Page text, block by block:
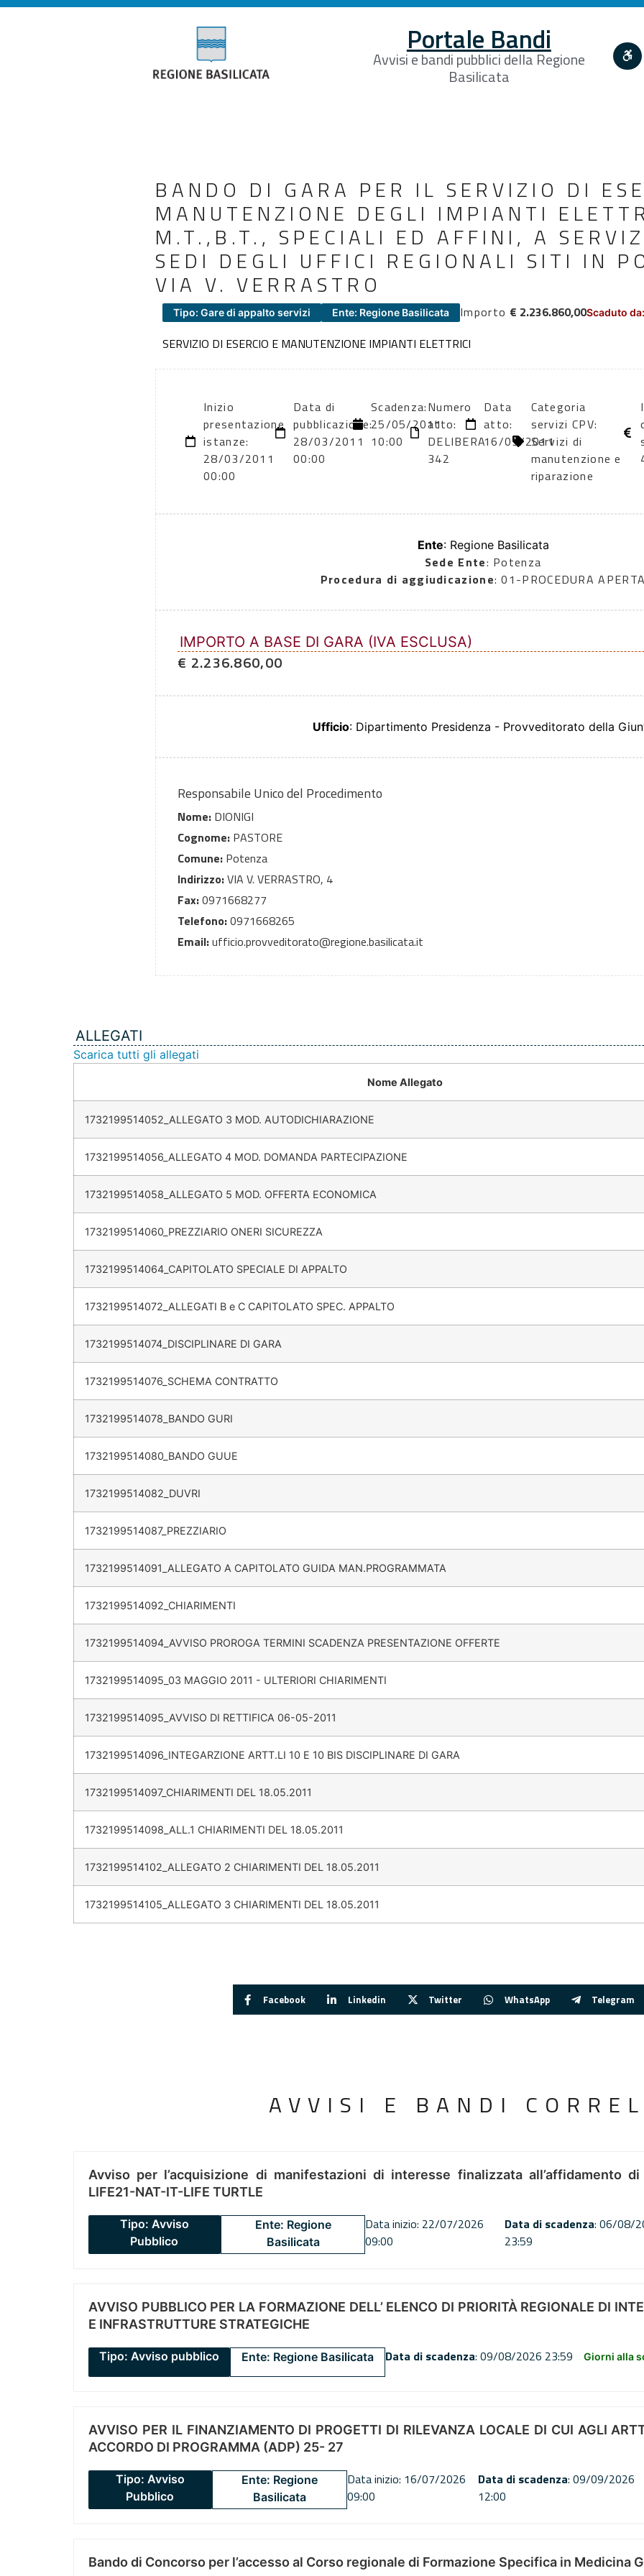
Portale Bandi
Avvisi e bandi pubblici della Regione
Basilicata
BANDO DI GARA PER IL SERVIZIO DI
MANUTENZIONE DEGLI IMPIANTI
M.T.,B.T., SPECIALI ED AFFINI, A
SEDI DEGLI UFFICI REGIONALI SITI IN
VIA V. VERRASTRO
Tipo: Gare di appalto servizi Ente: Regione Basilicata Importo € 2.236.860,00Scaduto
SERVIZIO DI ESERCIO E MANUTENZIONE IMPIANTI ELETTRICI
Inizio
presentazione
istanze:
28/03/2011
00:00
Data di
pubblicazione:
28/03/2011
00:00
Scadenza:
25/05/2011
10:00
Numero
atto:
DELIBERA
342
Data
atto:
16/03/2011
Categoria
servizi CPV:
Servizi di
manutenzione e
riparazione
Ente: Regione Basilicata
Sede Ente: Potenza
Procedura di aggiudicazione: 01-PROCEDURA
IMPORTO A BASE DI GARA (IVA ESCLUSA)
€ 2.236.860,00
Ufficio: Dipartimento Presidenza - Provveditorato della
Responsabile Unico del Procedimento
Nome: DIONIGI
Cognome: PASTORE
Comune: Potenza
Indirizzo:VIA V. VERRASTRO, 4
Fax:0971668277
Telefono:0971668265
Email:ufficio.provveditorato@regione.basilicata.it
ALLEGATI
Scarica tutti gli allegati
Nome Allegato
1732199514052_ALLEGATO 3 MOD. AUTODICHIARAZIONE
1732199514056_ALLEGATO 4 MOD. DOMANDA PARTECIPAZIONE
1732199514058_ALLEGATO 5 MOD. OFFERTA ECONOMICA
1732199514060_PREZZIARIO ONERI SICUREZZA
1732199514064_CAPITOLATO SPECIALE DI APPALTO
1732199514072_ALLEGATI B e C CAPITOLATO SPEC. APPALTO
1732199514074_DISCIPLINARE DI GARA
1732199514076_SCHEMA CONTRATTO
1732199514078_BANDO GURI
1732199514080_BANDO GUUE
1732199514082_DUVRI
1732199514087_PREZZIARIO
1732199514091_ALLEGATO A CAPITOLATO GUIDA MAN.PROGRAMMATA
1732199514092_CHIARIMENTI
1732199514094_AVVISO PROROGA TERMINI SCADENZA PRESENTAZIONE OFFERTE
1732199514095_03 MAGGIO 2011 - ULTERIORI CHIARIMENTI
1732199514095_AVVISO DI RETTIFICA 06-05-2011
1732199514096_INTEGARZIONE ARTT.LI 10 E 10 BIS DISCIPLINARE DI GARA
1732199514097_CHIARIMENTI DEL 18.05.2011
1732199514098_ALL.1 CHIARIMENTI DEL 18.05.2011
1732199514102_ALLEGATO 2 CHIARIMENTI DEL 18.05.2011
1732199514105_ALLEGATO 3 CHIARIMENTI DEL 18.05.2011
Facebook Linkedin Twitter WhatsApp Telegram
AVVISI E BANDI
Avviso per l’acquisizione di manifestazioni di interesse finalizzata all’affidamento
LIFE21-NAT-IT-LIFE TURTLE
Tipo: Avviso
Pubblico
Ente: Regione
Basilicata
Data inizio: 22/07/2026
09:00
Data di scadenza: 06/08/
23:59
AVVISO PUBBLICO PER LA FORMAZIONE DELL’ ELENCO DI PRIORITÀ REGIONALE DI
E INFRASTRUTTURE STRATEGICHE
Tipo: Avviso pubblico Ente: Regione Basilicata Data di scadenza: 09/08/2026 23:59 Giorni alla
AVVISO PER IL FINANZIAMENTO DI PROGETTI DI RILEVANZA LOCALE DI CUI AGLI
ACCORDO DI PROGRAMMA (ADP) 25- 27
Tipo: Avviso
Pubblico
Ente: Regione
Basilicata
Data inizio: 16/07/2026
09:00
Data di scadenza: 09/09/2026
12:00
Bando di Concorso per l’accesso al Corso regionale di Formazione Specifica in Medicina